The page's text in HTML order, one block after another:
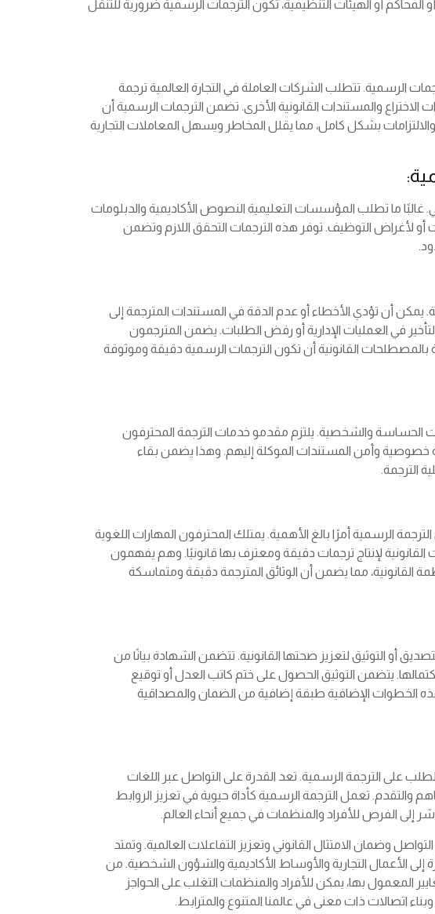
أو الهيئات التنظيمية، تكون الترجمات الرسمية ضرورية للتنقل
الرسمية. تتطلب الشركات العاملة في التجارة العالمية ترجمة
الاختراع والمستندات القانونية الأخرى. تضمن الترجمات الرسمية أن
بشكل كامل، مما يقلل المخاطر ويسهل المعاملات التجارية
غالبًا ما تطلب المؤسسات التعليمية النصوص الأكاديمية والدبلومات
أو لأغراض التوظيف. توفر هذه الترجمات التحقق اللازم وتضمن
يمكن أن تؤدي الأخطاء أو عدم الدقة في المستندات المترجمة إلى
في العمليات الإدارية أو رفض الطلبات. يضمن المترجمون
القانونية أن تكون الترجمات الرسمية دقيقة وموثوقة
الحساسة والشخصية. يلتزم مقدمو خدمات الترجمة المحترفون
خصوصية وأمن المستندات الموكلة إليهم. وهذا يضمن بقاء
الترجمة.
الرسمية أمرًا بالغ الأهمية. يمتلك المحترفون المهارات اللغوية
القانونية لإنتاج ترجمات دقيقة ومعترف بها قانونيًا. وهم يفهمون
القانونية، مما يضمن أن الوثائق المترجمة دقيقة ومتماسكة
أو التوثيق لتعزيز صحتها القانونية. تتضمن الشهادة بيانًا من
يتضمن التوثيق الحصول على ختم كاتب العدل أو توقيع
الخطوات الإضافية طبقة إضافية من الضمان والمصداقية
على الترجمة الرسمية. تعد القدرة على التواصل عبر اللغات
والتقدم. تعمل الترجمة الرسمية كأداة حيوية في تعزيز الروابط
إلى الفرص للأفراد والمنظمات في جميع أنحاء العالم.
وضمان الامتثال القانوني وتعزيز التفاعلات العالمية. وتمتد
إلى الأعمال التجارية والأوساط الأكاديمية والشؤون الشخصية. من
المعمول بها، يمكن للأفراد والمنظمات التغلب على الحواجز
وبناء اتصالات ذات معنى في عالمنا المتنوع والمترابط.